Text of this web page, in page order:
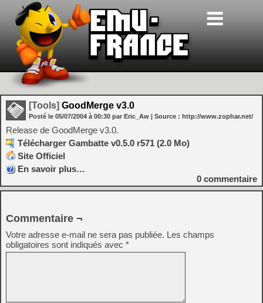
[Tools] GoodMerge v3.0
Posté le 05/07/2004 à 00:30 par Eric_Aw | Source : http://www.zophar.net/
Release de GoodMerge v3.0.
Télécharger Gambatte v0.5.0 r571 (2.0 Mo)
Site Officiel
En savoir plus…
0 commentaire
Commentaire ¬
Votre adresse e-mail ne sera pas publiée. Les champs
obligatoires sont indiqués avec *